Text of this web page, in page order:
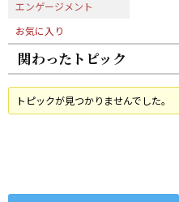
エンゲージメント
お気に入り
関わったトピック
トピックが見つかりませんでした。